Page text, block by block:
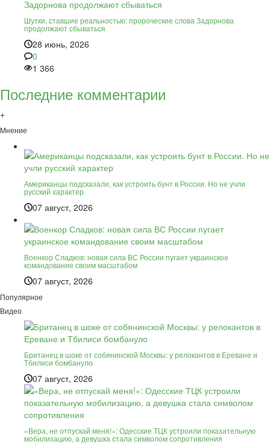
Шутки, ставшие реальностью: пророческие слова Задорнова
продолжают сбываться
28 июнь, 2026
0
1 366
Последние комментарии
+
Мнение
Американцы подсказали, как устроить бунт в России. Но не учли
русский характер
07 август, 2026
Военкор Сладков: новая сила ВС России пугает украинское
командование своим масштабом
07 август, 2026
Популярное
Видео
Британец в шоке от собянинской Москвы: у релокантов в Ереване и
Тбилиси бомбануло
07 август, 2026
«Вера, не отпускай меня!»: Одесские ТЦК устроили показательную
мобилизацию, а девушка стала символом сопротивления